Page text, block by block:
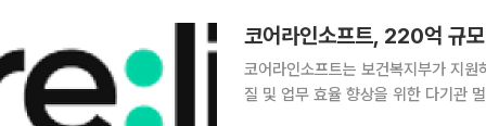
코어라인소프트, 220억 규
코어라인소프트는 보건복지부가 지
질 및 업무 효율 향상을 위한 다기관